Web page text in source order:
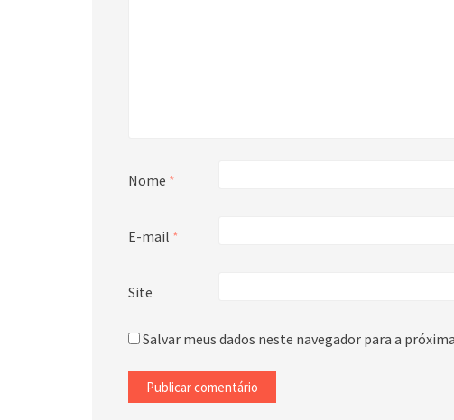
Nome *
E-mail *
Site
Salvar meus dados neste navegador para a